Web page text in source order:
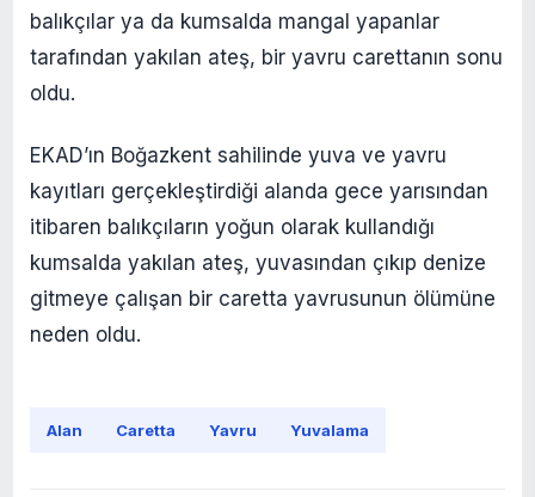
balıkçılar ya da kumsalda mangal yapanlar
tarafından yakılan ateş, bir yavru carettanın sonu
oldu.
EKAD’ın Boğazkent sahilinde yuva ve yavru
kayıtları gerçekleştirdiği alanda gece yarısından
itibaren balıkçıların yoğun olarak kullandığı
kumsalda yakılan ateş, yuvasından çıkıp denize
gitmeye çalışan bir caretta yavrusunun ölümüne
neden oldu.
Alan Caretta Yavru Yuvalama